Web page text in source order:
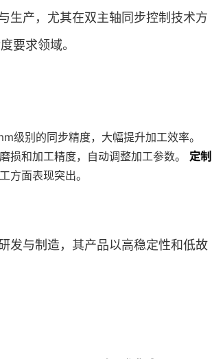
生产，尤其在双主轴同步控制技术方
要求领域。
级别的同步精度，大幅提升加工效率。
损和加工精度，自动调整加工参数。 定制
方面表现突出。
发与制造，其产品以高稳定性和低故